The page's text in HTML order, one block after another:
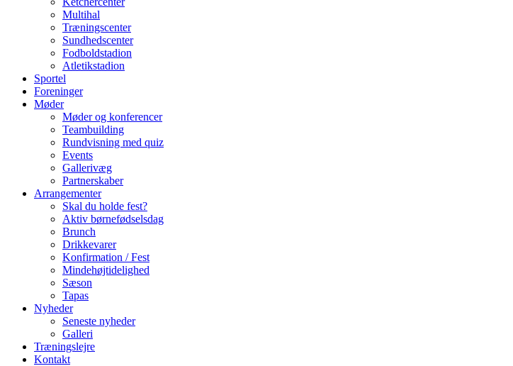
Multihal
Træningscenter
Sundhedscenter
Fodboldstadion
Atletikstadion
Sportel
Foreninger
Møder
Møder og konferencer
Teambuilding
Rundvisning med quiz
Events
Gallerivæg
Partnerskaber
Arrangementer
Skal du holde fest?
Aktiv børnefødselsdag
Brunch
Drikkevarer
Konfirmation / Fest
Mindehøjtidelighed
Sæson
Tapas
Nyheder
Seneste nyheder
Galleri
Træningslejre
Kontakt